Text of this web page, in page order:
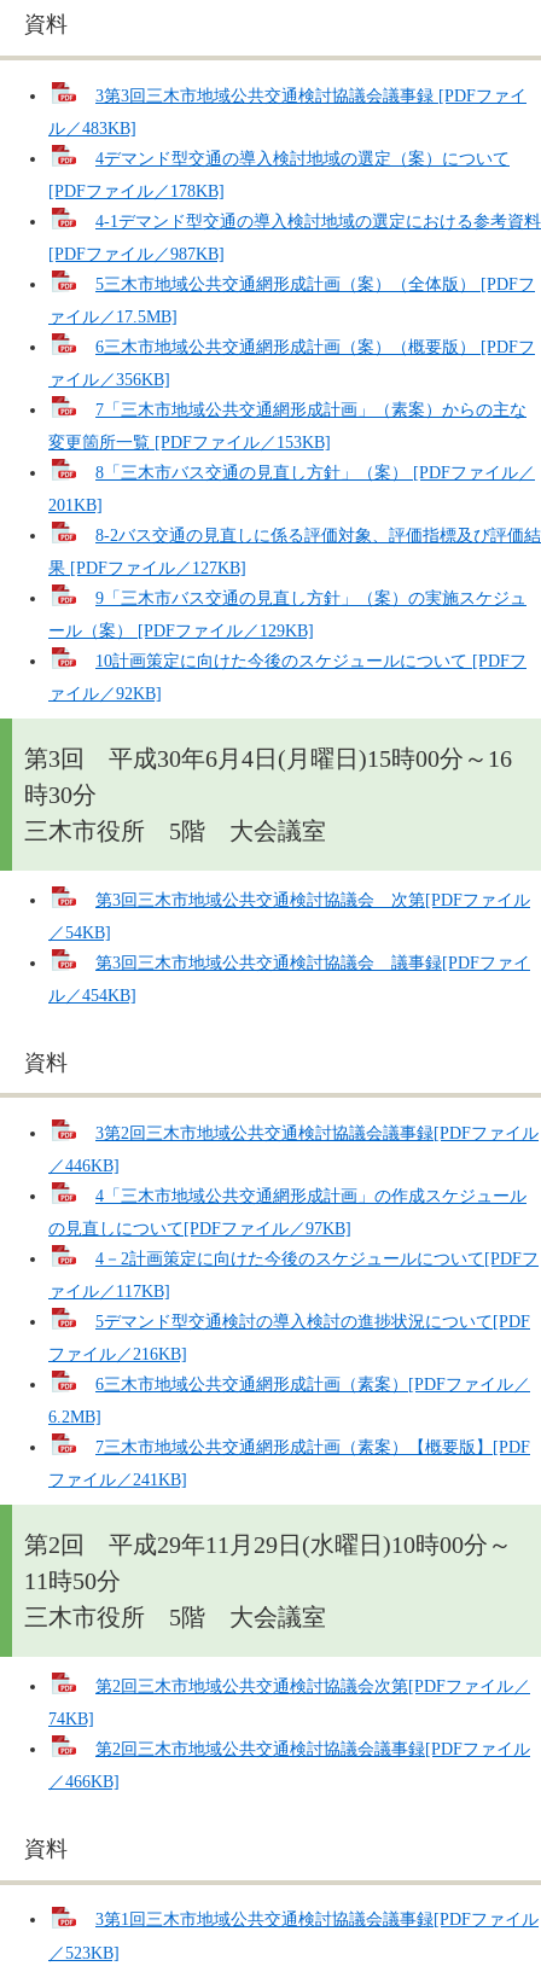
資料
3第3回三木市地域公共交通検討協議会議事録 [PDFファイ
ル／483KB]
4デマンド型交通の導入検討地域の選定（案）について
[PDFファイル／178KB]
4-1デマンド型交通の導入検討地域の選定における参考資料
[PDFファイル／987KB]
5三木市地域公共交通網形成計画（案）（全体版） [PDFフ
ァイル／17.5MB]
6三木市地域公共交通網形成計画（案）（概要版） [PDFフ
ァイル／356KB]
7「三木市地域公共交通網形成計画」（素案）からの主な
変更箇所一覧 [PDFファイル／153KB]
8「三木市バス交通の見直し方針」（案） [PDFファイル／
201KB]
8-2バス交通の見直しに係る評価対象、評価指標及び評価結
果 [PDFファイル／127KB]
9「三木市バス交通の見直し方針」（案）の実施スケジュ
ール（案） [PDFファイル／129KB]
10計画策定に向けた今後のスケジュールについて [PDFフ
ァイル／92KB]
第3回 平成30年6月4日(月曜日)15時00分～16
時30分
三木市役所 5階 大会議室
第3回三木市地域公共交通検討協議会 次第[PDFファイル
／54KB]
第3回三木市地域公共交通検討協議会 議事録[PDFファイ
ル／454KB]
資料
3第2回三木市地域公共交通検討協議会議事録[PDFファイル
／446KB]
4「三木市地域公共交通網形成計画」の作成スケジュール
の見直しについて[PDFファイル／97KB]
4－2計画策定に向けた今後のスケジュールについて[PDFフ
ァイル／117KB]
5デマンド型交通検討の導入検討の進捗状況について[PDF
ファイル／216KB]
6三木市地域公共交通網形成計画（素案）[PDFファイル／
6.2MB]
7三木市地域公共交通網形成計画（素案）【概要版】[PDF
ファイル／241KB]
第2回 平成29年11月29日(水曜日)10時00分～
11時50分
三木市役所 5階 大会議室
第2回三木市地域公共交通検討協議会次第[PDFファイル／
74KB]
第2回三木市地域公共交通検討協議会議事録[PDFファイル
／466KB]
資料
3第1回三木市地域公共交通検討協議会議事録[PDFファイル
／523KB]